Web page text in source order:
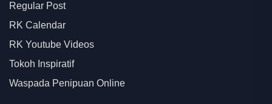
Regular Post
RK Calendar
RK Youtube Videos
Tokoh Inspiratif
Waspada Penipuan Online